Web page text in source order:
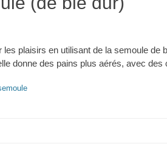
plaisirs en utilisant de la semoule de
donne des pains plus aérés, avec des